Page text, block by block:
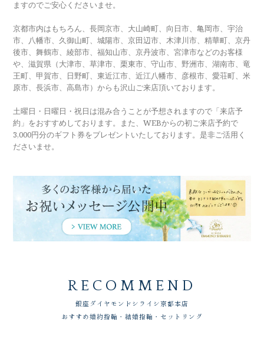
ますのでご安心くださいませ。
京都市内はもちろん、長岡京市、大山崎町、向日市、亀岡市、宇治
市、八幡市、久御山町、城陽市、京田辺市、木津川市、精華町、京丹
後市、舞鶴市、綾部市、福知山市、京丹波市、宮津市などのお客様
や、滋賀県（大津市、草津市、栗東市、守山市、野洲市、湖南市、竜
王町、甲賀市、日野町、東近江市、近江八幡市、彦根市、愛荘町、米
原市、長浜市、高島市）からも沢山ご来店頂いております。
土曜日・日曜日・祝日は混み合うことが予想されますので「来店予
約」をおすすめしております。また、WEBからの初ご来店予約で
3,000円分のギフト券をプレゼントいたしております。是非ご活用く
ださいませ。
RECOMMEND
銀座ダイヤモンドシライシ京都本店
おすすめ婚約指輪・結婚指輪・セットリング